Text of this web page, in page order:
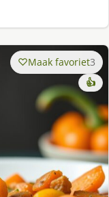
Maak favoriet3
👍